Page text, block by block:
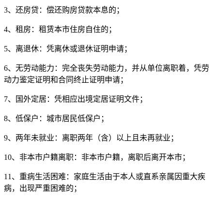
3、还房贷：偿还购房贷款本息的；
4、租房：租赁本市住房自住的；
5、离退休：凭离休或退休证明申请；
6、无劳动能力：完全丧失劳动能力，并从单位离职着，凭劳
动力鉴定证明和合同终止证明申请；
7、国外定居：凭相应出境定居证明文件；
8、低保户：城市居民低保户；
9、两年未就业：离职两年（含）以上且未再就业；
10、非本市户籍离职：非本市户籍，离职后离开本市；
11、重病生活困难：家庭生活由于本人或直系亲属因重大疾
病，出现严重困难的；